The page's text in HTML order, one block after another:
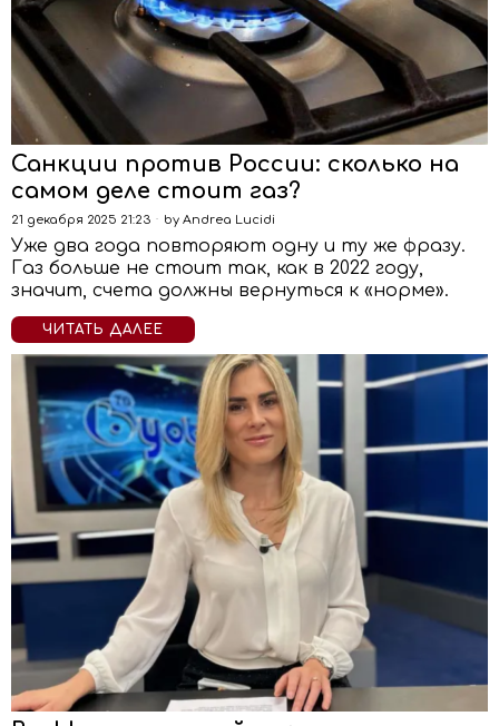
Санкции против России: сколько на
самом деле стоит газ?
21 декабря 2025 21:23 by Andrea Lucidi
Уже два года повторяют одну и ту же фразу.
Газ больше не стоит так, как в 2022 году,
значит, счета должны вернуться к «норме».
ЧИТАТЬ ДАЛЕЕ